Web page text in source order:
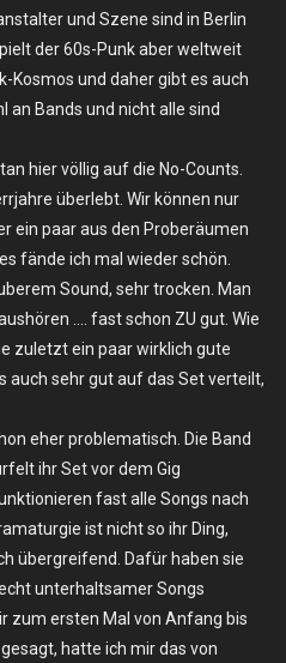
Cades,
The
No-
Counts
09.03.2024
–
Berlin,
Wild
At
Heart
und Szene sind in Berlin
der 60s-Punk aber weltweit
Kosmos und daher gibt es auch
an Bands und nicht alle sind
hier völlig auf die No-Counts.
überlebt. Wir können nur
ein paar aus den Proberäumen
fände ich mal wieder schön.
Sound, sehr trocken. Man
…. fast schon ZU gut. Wie
zuletzt ein paar wirklich gute
auch sehr gut auf das Set verteilt,
eher problematisch. Die Band
ihr Set vor dem Gig
fast alle Songs nach
ist nicht so ihr Ding,
übergreifend. Dafür haben sie
unterhaltsamer Songs
zum ersten Mal von Anfang bis
hatte ich mir das von